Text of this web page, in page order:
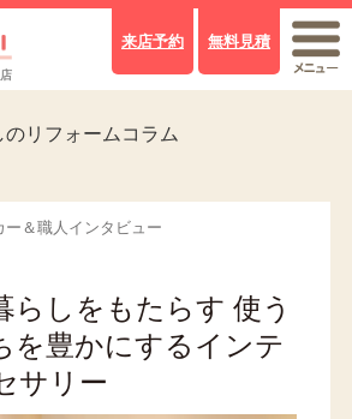
来店予約 無料見積
のリフォームコラム
ー＆職人インタビュー
らしをもたらす 使う
を豊かにするインテ
サリー